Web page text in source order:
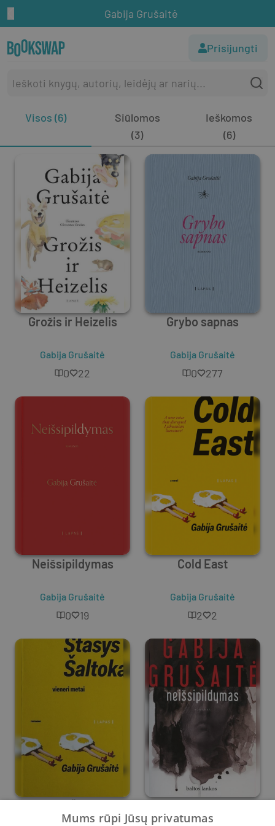
Gabija Grušaitė
Prisijungti
Visos (6)
Siūlomos
(3)
Ieškomos
(6)
Grožis ir Heizelis
Gabija Grušaitė
0 22
Grybo sapnas
Gabija Grušaitė
0 277
Neišsipildymas
Gabija Grušaitė
0 19
Cold East
Gabija Grušaitė
2 2
Vieneri metai
Mums rūpi Jūsų privatumas